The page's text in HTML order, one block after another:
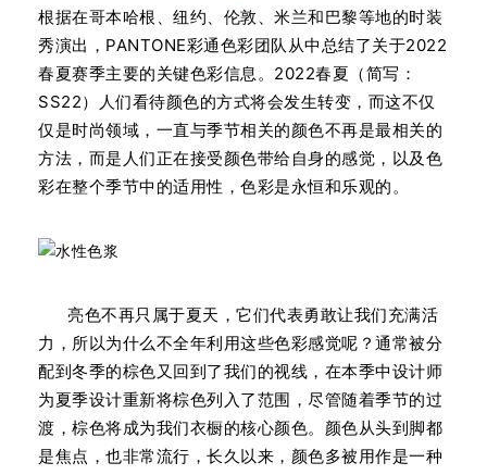
根据在哥本哈根、纽约、伦敦、米兰和巴黎等地的时装
秀演出，PANTONE彩通色彩团队从中总结了关于2022
春夏赛季主要的关键色彩信息。2022春夏（简写：
SS22）人们看待颜色的方式将会发生转变，而这不仅
仅是时尚领域，一直与季节相关的颜色不再是最相关的
方法，而是人们正在接受颜色带给自身的感觉，以及色
彩在整个季节中的适用性，色彩是永恒和乐观的。
亮色不再只属于夏天，它们代表勇敢让我们充满活
力，所以为什么不全年利用这些色彩感觉呢？通常被分
配到冬季的棕色又回到了我们的视线，在本季中设计师
为夏季设计重新将棕色列入了范围，尽管随着季节的过
渡，棕色将成为我们衣橱的核心颜色。颜色从头到脚都
是焦点，也非常流行，长久以来，颜色多被用作是一种